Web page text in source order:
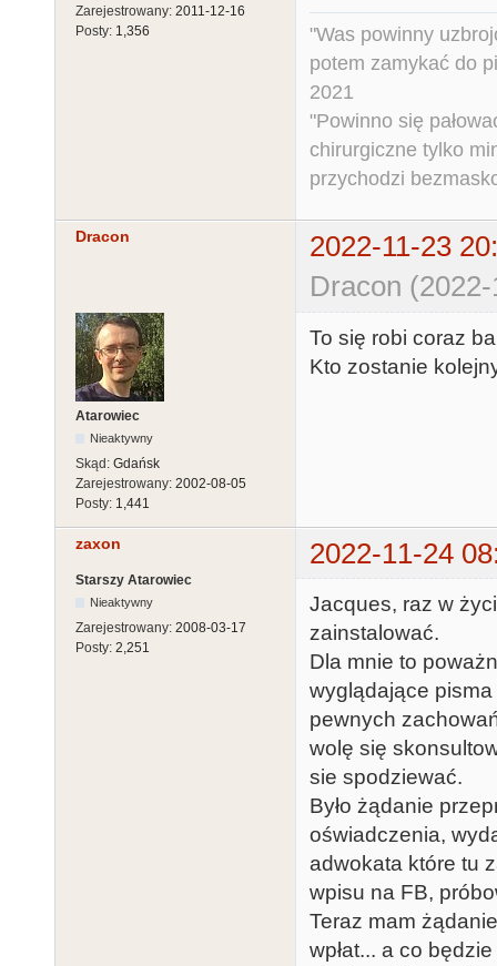
Zarejestrowany: 2011-12-16
Posty: 1,356
"Was powinny
potem zamykać do
2021
"Powinno się
chirurgiczne tylko
przychodzi
Dracon
2022-11-23
Dracon
Atarowiec
Nieaktywny
Skąd: Gdańsk
Zarejestrowany: 2002-08-05
Posty: 1,441
To się robi coraz
Kto zostanie
zaxon 2022-11-24
Starszy Atarowiec
Nieaktywny
Zarejestrowany: 2008-03-17
Posty: 2,251
Jacques, raz w
zainstalować.
Dla mnie to
wyglądające
pewnych
wolę się
sie spodziewać.
Było żądanie
oświadczenia,
adwokata które tu
wpisu na FB,
Teraz mam
wpłat... a co